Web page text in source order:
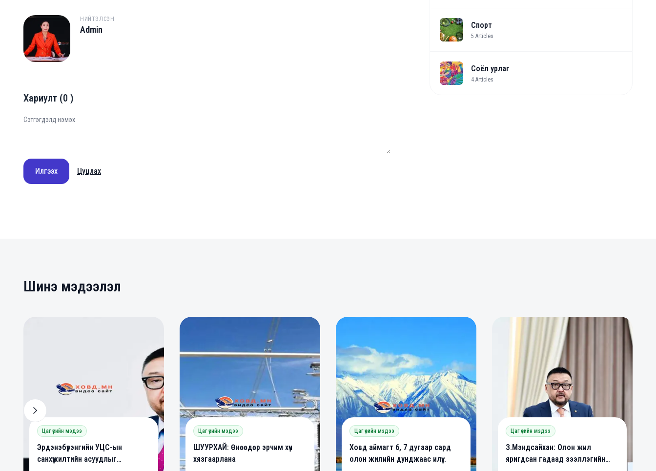
A
НИЙТЭЛСЭН
Admin
Хариулт (0 )
Илгээх Цуцлах
Спорт
5 Articles
Соёл урлаг
4 Articles
Шинэ мэдээлэл
Цаг үеийн мэдээ
Эрдэнэбүрэнгийн УЦС-ын
санхүүжилтийн асуудлыг
Цаг үеийн мэдээ
ШУУРХАЙ: Өнөөдөр эрчим хүч
хязгаарлана
Цаг үеийн мэдээ
Ховд аймагт 6, 7 дугаар сард
олон жилийн дунджаас илүү
Цаг үеийн мэдээ
З.Мэндсайхан: Олон жил
яригдсан гадаад зээллэгийн